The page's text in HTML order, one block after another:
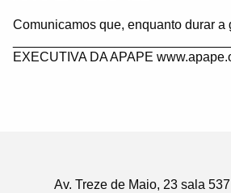
Comunicamos que, enquanto durar
EXECUTIVA DA APAPE
Av. Treze de Maio, 23 sala